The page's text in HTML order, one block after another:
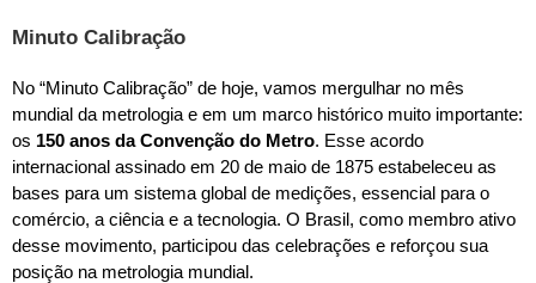
Minuto Calibração
No “Minuto Calibração” de hoje, vamos mergulhar no mês
mundial da metrologia e em um marco histórico muito importante:
os 150 anos da Convenção do Metro. Esse acordo
internacional assinado em 20 de maio de 1875 estabeleceu as
bases para um sistema global de medições, essencial para o
comércio, a ciência e a tecnologia. O Brasil, como membro ativo
desse movimento, participou das celebrações e reforçou sua
posição na metrologia mundial.